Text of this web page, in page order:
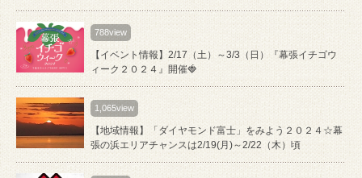
788view
【イベント情報】2/17（土）～3/3（日）『幕張イチゴウ
ィーク２０２４』開催🍓
1,065view
【地域情報】「ダイヤモンド富士」をみよう２０２４☆幕
張の浜エリアチャンスは2/19(月)～2/22（木）頃